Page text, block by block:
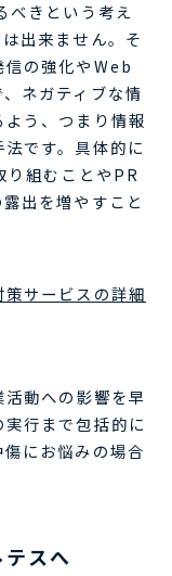
べきという考え
出来ません。そ
信の強化やWeb
ネガティブな情
う、つまり情報
です。具体的に
り組むことやPR
出を増やすこと
サービスの詳細
動への影響を早
行まで包括的に
にお悩みの場合
スへ